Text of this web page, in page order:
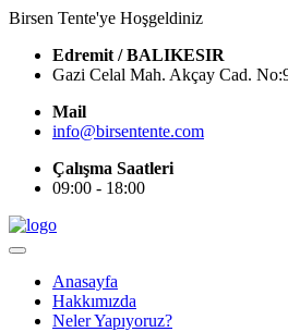
Birsen Tente'ye Hoşgeldiniz
Edremit / BALIKESIR
Gazi Celal Mah. Akçay Cad.
Mail
info@birsentente.com
Çalışma Saatleri
09:00 - 18:00
Anasayfa
Hakkımızda
Neler Yapıyoruz?